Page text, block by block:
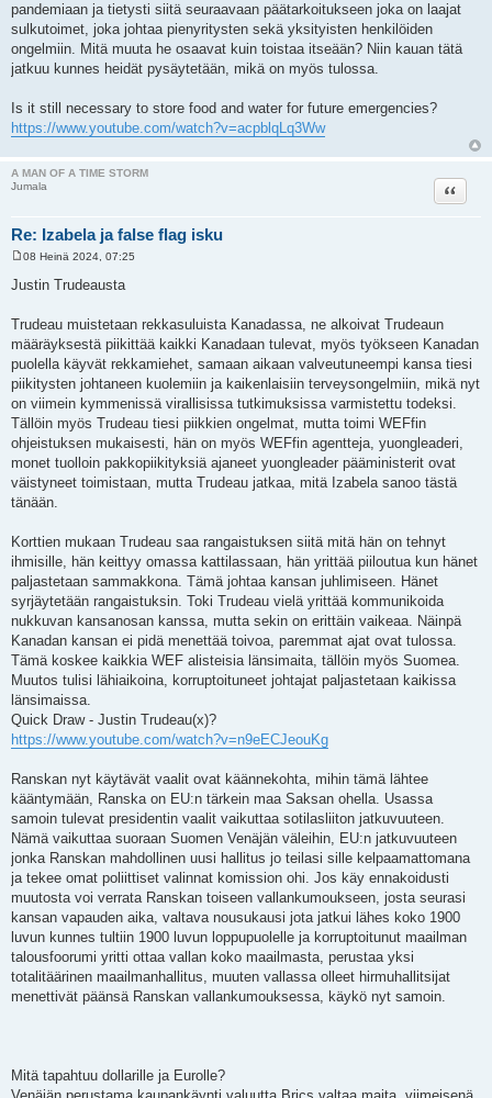
pandemiaan ja tietysti siitä seuraavaan päätarkoitukseen joka on laajat
sulkutoimet, joka johtaa pienyritysten sekä yksityisten henkilöiden
ongelmiin. Mitä muuta he osaavat kuin toistaa itseään? Niin kauan tätä
jatkuu kunnes heidät pysäytetään, mikä on myös tulossa.
Is it still necessary to store food and water for future emergencies?
https://www.youtube.com/watch?v=acpblqLq3Ww
A MAN OF A TIME STORM
Jumala
Re: Izabela ja false flag isku
Lainaa
e
08 Heinä 2024, 07:25
Justin Trudeausta
Trudeau muistetaan rekkasuluista Kanadassa, ne alkoivat Trudeaun
määräyksestä piikittää kaikki Kanadaan tulevat, myös työkseen Kanadan
puolella käyvät rekkamiehet, samaan aikaan valveutuneempi kansa tiesi
piikitysten johtaneen kuolemiin ja kaikenlaisiin terveysongelmiin, mikä nyt
on viimein kymmenissä virallisissa tutkimuksissa varmistettu todeksi.
Tällöin myös Trudeau tiesi piikkien ongelmat, mutta toimi WEFfin
ohjeistuksen mukaisesti, hän on myös WEFfin agentteja, yuongleaderi,
monet tuolloin pakkopiikityksiä ajaneet yuongleader pääministerit ovat
väistyneet toimistaan, mutta Trudeau jatkaa, mitä Izabela sanoo tästä
tänään.
Korttien mukaan Trudeau saa rangaistuksen siitä mitä hän on tehnyt
ihmisille, hän keittyy omassa kattilassaan, hän yrittää piiloutua kun hänet
paljastetaan sammakkona. Tämä johtaa kansan juhlimiseen. Hänet
syrjäytetään rangaistuksin. Toki Trudeau vielä yrittää kommunikoida
nukkuvan kansanosan kanssa, mutta sekin on erittäin vaikeaa. Näinpä
Kanadan kansan ei pidä menettää toivoa, paremmat ajat ovat tulossa.
Tämä koskee kaikkia WEF alisteisia länsimaita, tällöin myös Suomea.
Muutos tulisi lähiaikoina, korruptoituneet johtajat paljastetaan kaikissa
länsimaissa.
Quick Draw - Justin Trudeau(x)?
https://www.youtube.com/watch?v=n9eECJeouKg
Ranskan nyt käytävät vaalit ovat käännekohta, mihin tämä lähtee
kääntymään, Ranska on EU:n tärkein maa Saksan ohella. Usassa
samoin tulevat presidentin vaalit vaikuttaa sotilasliiton jatkuvuuteen.
Nämä vaikuttaa suoraan Suomen Venäjän väleihin, EU:n jatkuvuuteen
jonka Ranskan mahdollinen uusi hallitus jo teilasi sille kelpaamattomana
ja tekee omat poliittiset valinnat komission ohi. Jos käy ennakoidusti
muutosta voi verrata Ranskan toiseen vallankumoukseen, josta seurasi
kansan vapauden aika, valtava nousukausi jota jatkui lähes koko 1900
luvun kunnes tultiin 1900 luvun loppupuolelle ja korruptoitunut maailman
talousfoorumi yritti ottaa vallan koko maailmasta, perustaa yksi
totalitäärinen maailmanhallitus, muuten vallassa olleet hirmuhallitsijat
menettivät päänsä Ranskan vallankumouksessa, käykö nyt samoin.
Mitä tapahtuu dollarille ja Eurolle?